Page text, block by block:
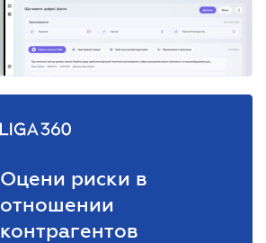
Оцени риски в
отношении
контрагентов